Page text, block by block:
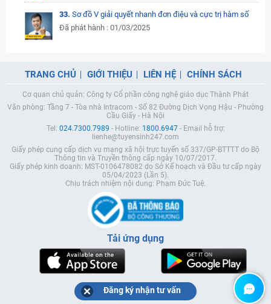
33. Sơ đồ V giải quyết nhanh đơn điệu và cực trị hàm số
Đã phát hành : 01/03/2025
TRANG CHỦ GIỚI THIỆU LIÊN HỆ CHÍNH SÁCH
Cơ quan chủ quản: Công ty Cổ phần công nghệ giáo dục Thành Phát
Văn phòng: Tầng 7 - Tòa nhà Intracom - Số 82 Đường Dịch Vọng Hậu - Phường
Cầu Giấy - Hà Nội
Tel: 024.7300.7989 - Hotline: 1800.6947- Email hỗ trợ:
lienhe@tuyensinh247.com
Giấy phép cung cấp dịch vụ mạng xã hội trực tuyến số 337/GP-BTTTT do Bộ
Thông tin và Truyền thông cấp ngày 10/07/2017.
Giấy phép kinh doanh: MST-0106478082 do Sở Kế hoạch và Đầu tư cấp ngày
05/04/2023 (Lần 5).
Chịu trách nhiệm nội dung: Phạm Đức Tuệ.
Tải ứng dụng
Đăng ký nhận tư vấn